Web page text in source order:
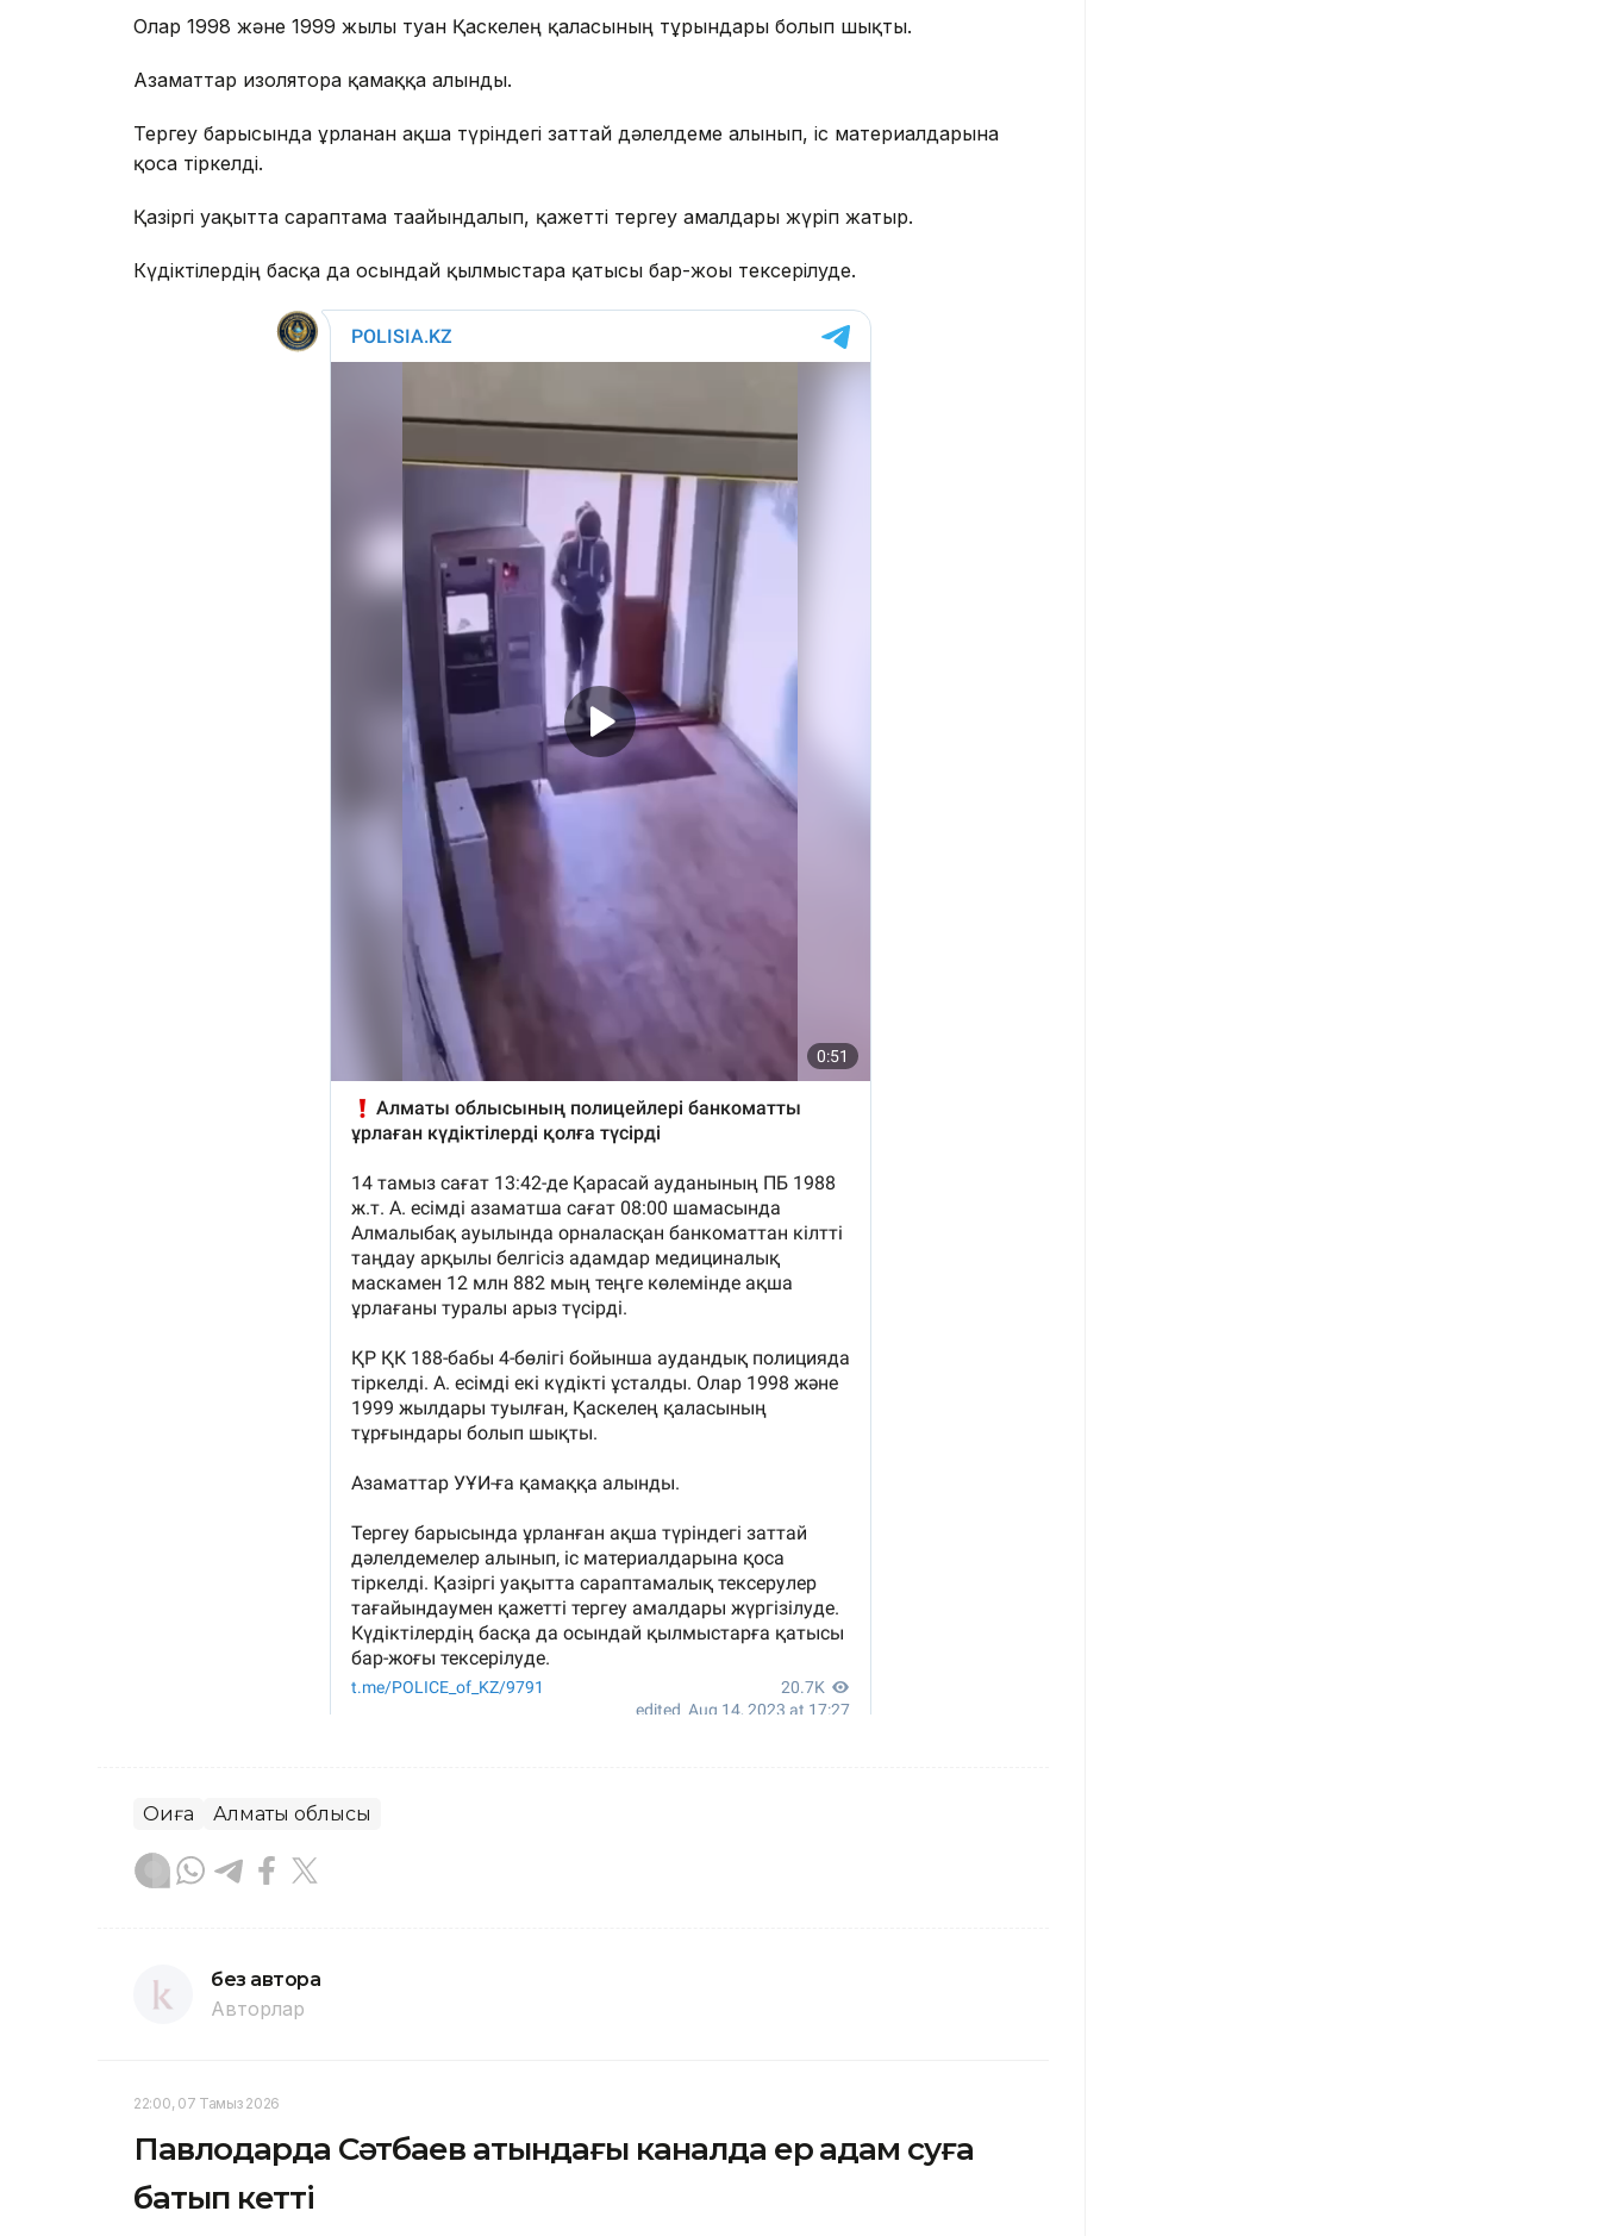
Олар 1998 және 1999 жылы туған Қаскелең қаласының тұрғындары болып шықты.
Азаматтар изоляторға қамаққа алынды.
Тергеу барысында ұрланған ақша түріндегі заттай дәлелдеме алынып, іс материалдарына
қоса тіркелді.
Қазіргі уақытта сараптама тағайындалып, қажетті тергеу амалдары жүріп жатыр.
Күдіктілердің басқа да осындай қылмыстарға қатысы бар-жоғы тексерілуде.
Оқиға Алматы облысы
без автора
Авторлар
22:00, 07 Тамыз 2026
Павлодарда Сәтбаев атындағы каналда ер адам суға
батып кетті